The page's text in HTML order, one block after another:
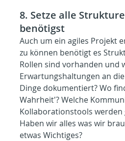
8. Setze alle
benötigst
Auch um ein agiles Projekt
zu können benötigt es
Rollen sind vorhanden und
Erwartungshaltungen an
Dinge dokumentiert? Wo
Wahrheit'? Welche
Kollaborationstools werden
Haben wir alles was wir
etwas Wichtiges?